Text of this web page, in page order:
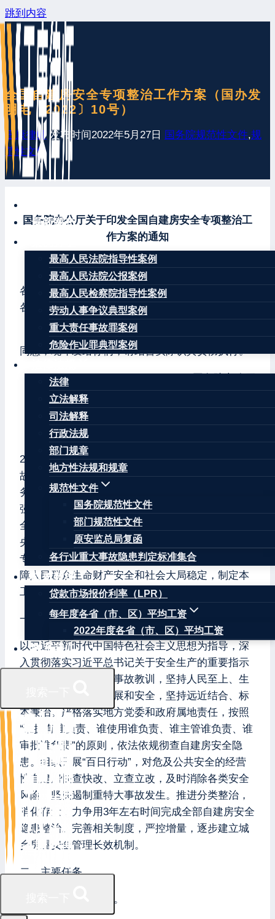
跳到内容
最新发布
最高人民法院指导性案例
最高人民法院公报案例
最高人民检察院指导性案例
劳动人事争议典型案例
重大责任事故罪案例
危险作业罪典型案例
法律
立法解释
司法解释
行政法规
部门规章
地方性法规和规章
规范性文件
国务院规范性文件
部门规范性文件
原安监总局复函
各行业重大事故隐患判定标准集合
权威数据
贷款市场报价利率（LPR）
每年度各省（市、区）平均工资
2022年度各省（市、区）平均工资
联系我们
全国自建房安全专项整治工作方案（国办发
明电〔2022〕10号）
王康律师 发布时间2022年5月27日 国务院规范性文件,规
范性文件
国务院办公厅关于印发全国自建房安全专项整治工
作方案的通知
国办发明电〔2022〕10号
各省、自治区、直辖市人民政府，国务院各部委、
各直属机构：
《全国自建房安全专项整治工作方案》已经国务院
同意，现印发给你们，请结合实际认真贯彻执行。
2022年5月24日
全国自建房安全专项整治工作方案
2022年4月29日，湖南长沙居民自建房发生倒塌事
故，造成重大人员伤亡。事故发生后，党中央、国
务院高度重视。习近平总书记作出重要指示，李克
强总理作出批示，国务院安委会召开全国自建房安
全专项整治电视电话会议进行具体安排。按照党中
央、国务院决策部署，为扎实推进全国自建房安全
专项整治工作，全面消除自建房安全隐患，切实保
障人民群众生命财产安全和社会大局稳定，制定本
工作方案。
一、总体要求
以习近平新时代中国特色社会主义思想为指导，深
入贯彻落实习近平总书记关于安全生产的重要指示
批示精神，深刻汲取事故教训，坚持人民至上、生
命至上，坚持统筹发展和安全，坚持远近结合、标
本兼治。严格落实地方党委和政府属地责任，按照
“谁拥有谁负责、谁使用谁负责、谁主管谁负责、谁
审批谁负责”的原则，依法依规彻查自建房安全隐
患。组织开展“百日行动”，对危及公共安全的经营
性自建房快查快改、立查立改，及时消除各类安全
风险，坚决遏制重特大事故发生。推进分类整治，
消化存量，力争用3年左右时间完成全部自建房安全
隐患整治。完善相关制度，严控增量，逐步建立城
乡房屋安全管理长效机制。
二、主要任务
（一）全面排查摸底。